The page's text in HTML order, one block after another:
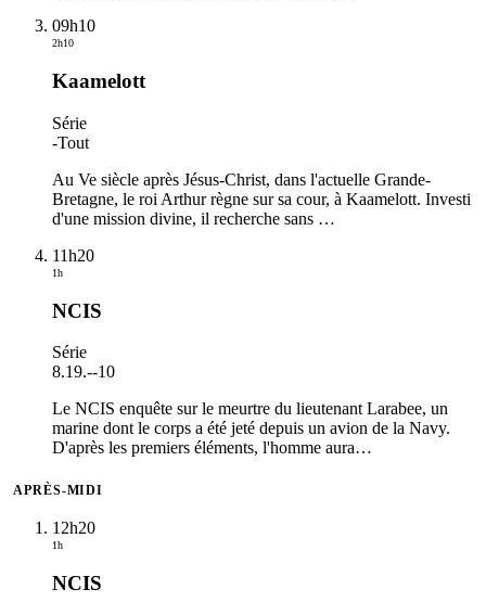
09h10
2h10
Kaamelott
Série
-Tout
Au Ve siècle après Jésus-Christ, dans l'actuelle Grande-
Bretagne, le roi Arthur règne sur sa cour, à Kaamelott. Investi
d'une mission divine, il recherche sans …
11h20
1h
NCIS
Série
8.19.--10
Le NCIS enquête sur le meurtre du lieutenant Larabee, un
marine dont le corps a été jeté depuis un avion de la Navy.
D'après les premiers éléments, l'homme aura…
APRÈS-MIDI
12h20
1h
NCIS